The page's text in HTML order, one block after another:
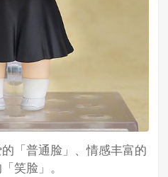
「普通脸」、情感丰富的
笑脸」。